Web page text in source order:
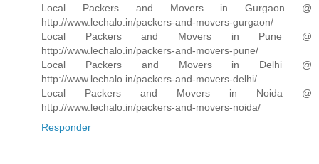
Local Packers and Movers in Gurgaon @
http://www.lechalo.in/packers-and-movers-gurgaon/
Local Packers and Movers in Pune @
http://www.lechalo.in/packers-and-movers-pune/
Local Packers and Movers in Delhi @
http://www.lechalo.in/packers-and-movers-delhi/
Local Packers and Movers in Noida @
http://www.lechalo.in/packers-and-movers-noida/
Responder